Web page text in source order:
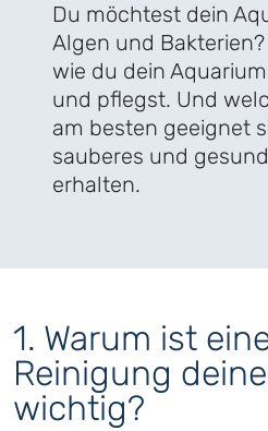
Du möchtest dein
Algen und
wie du dein
und pflegst. Und
am besten geeignet
sauberes und
erhalten.
1. Warum ist
Reinigung
wichtig?